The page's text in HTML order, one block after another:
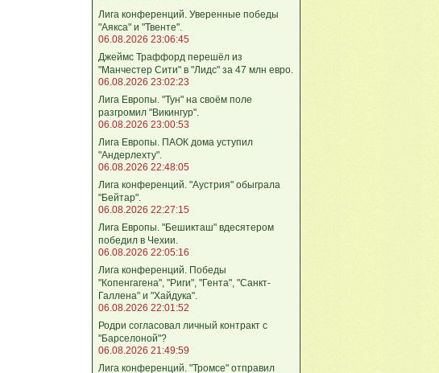
Лига кoнференций. Уверенные победы
"Аякса" и "Твенте".
06.08.2026 23:06:45
Джеймс Траффорд перешёл из
"Манчестер Сити" в "Лидс" за 47 млн евро.
06.08.2026 23:02:23
Лига Европы. "Тун" на своём поле
разгромил "Викингур".
06.08.2026 23:00:53
Лига Европы. ПАОК дома уступил
"Андерлехту".
06.08.2026 22:48:05
Лига конференций. "Аустрия" обыграла
"Бейтар".
06.08.2026 22:27:15
Лига Европы. "Бешикташ" вдесятером
победил в Чехии.
06.08.2026 22:05:16
Лига конференций. Победы
"Копенгагена", "Риги", "Гента", "Санкт-
Галлена" и "Хайдука".
06.08.2026 22:01:52
Родри согласовал личный контракт с
"Барселоной"?
06.08.2026 21:49:59
Лига конференций. "Тромсе" отправил